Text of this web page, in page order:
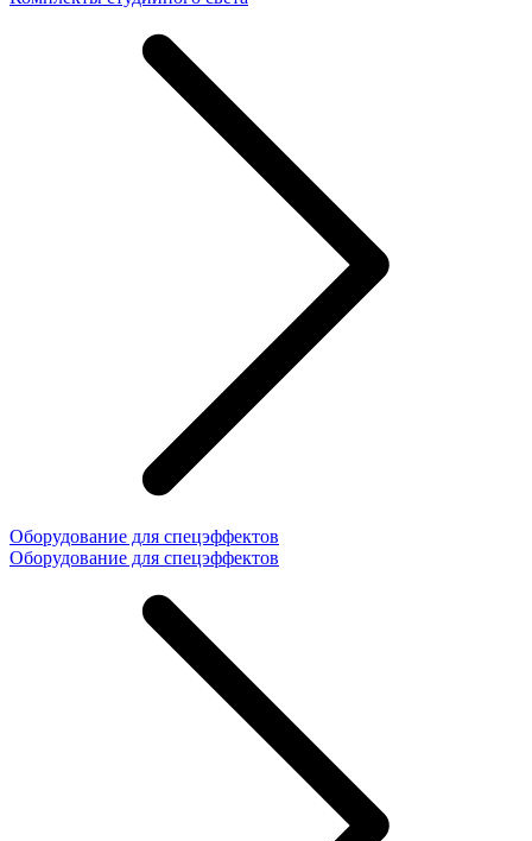
Оборудование для спецэффектов
Оборудование для спецэффектов